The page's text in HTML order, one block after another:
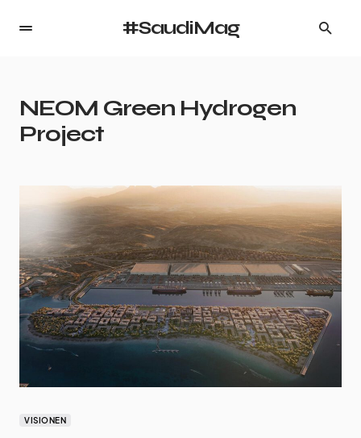
#SaudiMag
NEOM Green Hydrogen
Project
VISIONEN